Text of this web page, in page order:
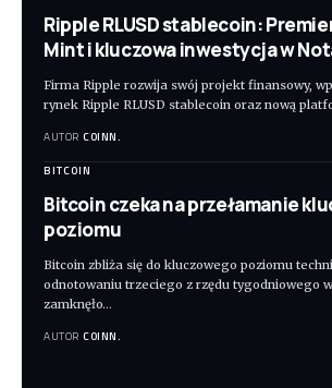
Ripple RLUSD stablecoin:
Mint i kluczowa inwestycja w
Firma Ripple rozwija swój projekt finansowy,
rynek Ripple RLUSD stablecoin oraz nową
AUTOR COINN.
BITCOIN
Bitcoin czeka na przełamanie
poziomu
Bitcoin zbliża się do kluczowego poziomu
odnotowaniu trzeciego z rzędu tygodniowego
zamknęło…
AUTOR COINN.